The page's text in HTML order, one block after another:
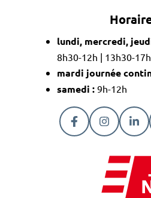
lundi, mercredi,
8h30-12h | 13h30-
mardi journée
samedi : 9h-12h
Lien vers le
Lien vers